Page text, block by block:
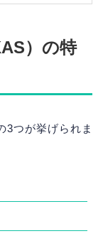
）の特
3つが挙げられま